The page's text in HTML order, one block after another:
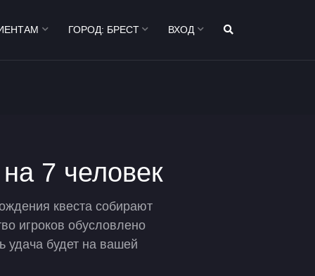
ГОРОД: БРЕСТ ВХОД
7 человек
квеста собирают
игроков обусловлено
удача будет на вашей